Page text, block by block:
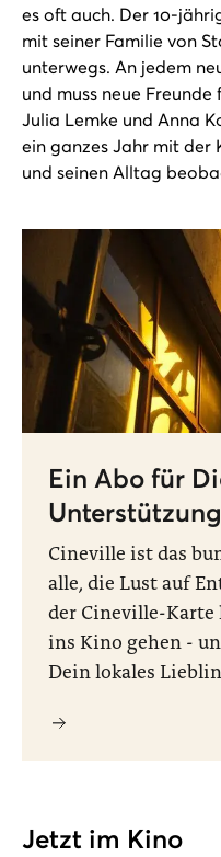
es oft auch. Der 10-
mit seiner Familie von
unterwegs. An jedem
und muss neue
Julia Lemke und Anna
ein ganzes Jahr mit der
und seinen Alltag
Ein Abo für
Cineville ist das
alle, die Lust auf
der Cineville-Karte
ins Kino gehen -
Dein lokales
Jetzt im Kino